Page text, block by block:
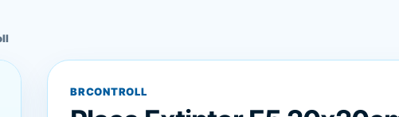
BRCONTROLL